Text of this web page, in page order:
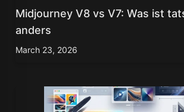
Midjourney V8 vs V7: Was ist
anders
March 23, 2026